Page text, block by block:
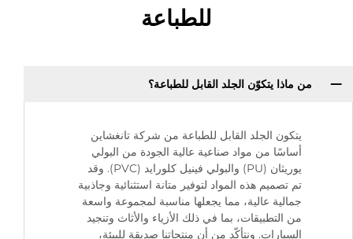
للطباعة
من ماذا يتكوّن الجلد القابل للطباعة؟
يتكون الجلد القابل للطباعة من شركة تانغشاين
أساسًا من مواد صناعية عالية الجودة من البولي
يوريثان (PU) والبولي فينيل كلورايد (PVC). وقد
تم تصميم هذه المواد لتوفير متانة استثنائية وجاذبية
جمالية عالية، مما يجعلها مناسبة لمجموعة واسعة
من التطبيقات، بما في ذلك الأزياء والأثاث وتنجيد
السيارات. ونتأكّد من أن منتجاتنا صديقة للبيئة،